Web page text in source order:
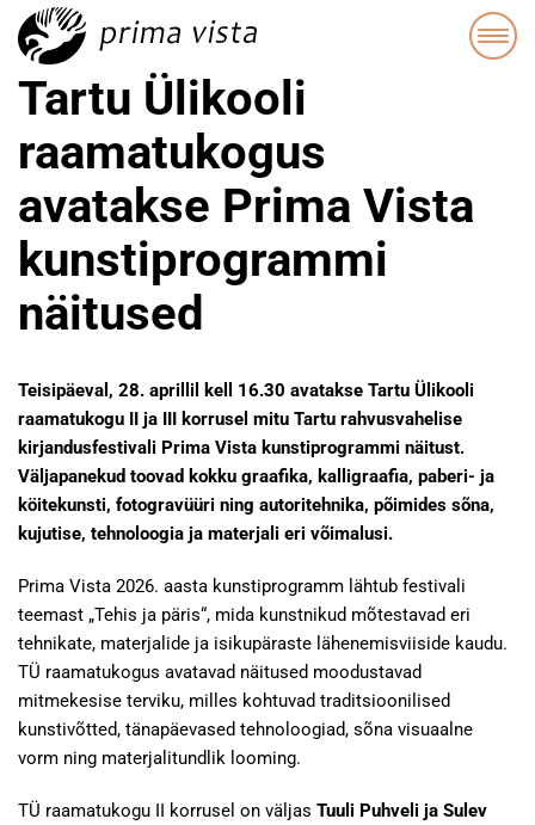
Tartu Ülikooli
raamatukogus
avatakse Prima Vista
kunstiprogrammi
näitused
Teisipäeval, 28. aprillil kell 16.30 avatakse Tartu Ülikooli
raamatukogu II ja III korrusel mitu Tartu rahvusvahelise
kirjandusfestivali Prima Vista kunstiprogrammi näitust.
Väljapanekud toovad kokku graafika, kalligraafia, paberi- ja
köitekunsti, fotogravüüri ning autoritehnika, põimides sõna,
kujutise, tehnoloogia ja materjali eri võimalusi.
Prima Vista 2026. aasta kunstiprogramm lähtub festivali
teemast „Tehis ja päris“, mida kunstnikud mõtestavad eri
tehnikate, materjalide ja isikupäraste lähenemisviiside kaudu.
TÜ raamatukogus avatavad näitused moodustavad
mitmekesise terviku, milles kohtuvad traditsioonilised
kunstivõtted, tänapäevased tehnoloogiad, sõna visuaalne
vorm ning materjalitundlik looming.
TÜ raamatukogu II korrusel on väljas Tuuli Puhveli ja Sulev